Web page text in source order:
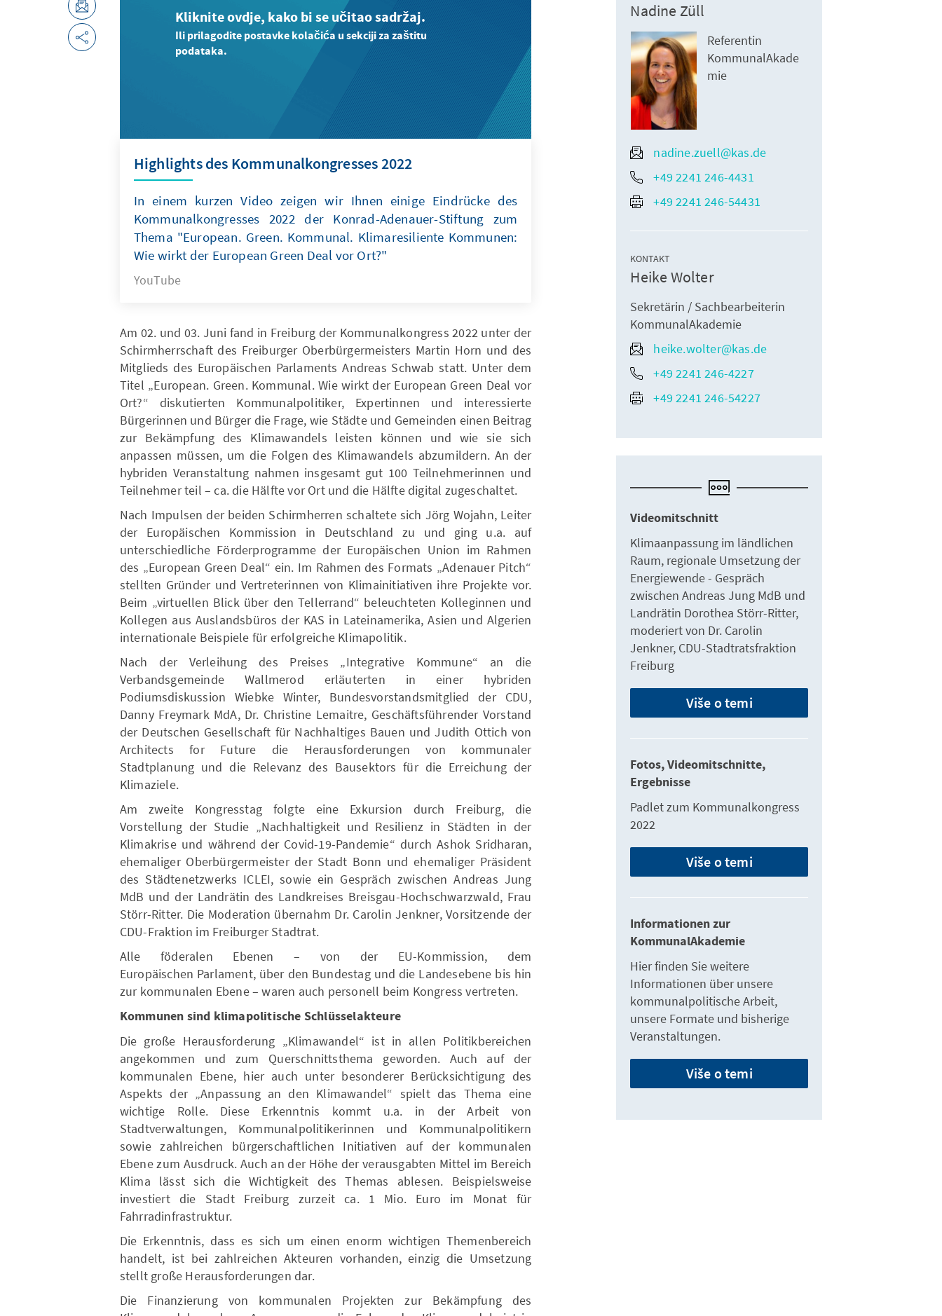
Kliknite ovdje, kako bi se učitao sadržaj.
Ili prilagodite postavke kolačića u sekciji za zaštitu
podataka.
Highlights des Kommunalkongresses 2022
In einem kurzen Video zeigen wir Ihnen einige Eindrücke des
Kommunalkongresses 2022 der Konrad-Adenauer-Stiftung zum
Thema "European. Green. Kommunal. Klimaresiliente Kommunen:
Wie wirkt der European Green Deal vor Ort?"
YouTube
Am 02. und 03. Juni fand in Freiburg der Kommunalkongress 2022 unter der
Schirmherrschaft des Freiburger Oberbürgermeisters Martin Horn und des
Mitglieds des Europäischen Parlaments Andreas Schwab statt. Unter dem
Titel „European. Green. Kommunal. Wie wirkt der European Green Deal vor
Ort?“ diskutierten Kommunalpolitiker, Expertinnen und interessierte
Bürgerinnen und Bürger die Frage, wie Städte und Gemeinden einen Beitrag
zur Bekämpfung des Klimawandels leisten können und wie sie sich
anpassen müssen, um die Folgen des Klimawandels abzumildern. An der
hybriden Veranstaltung nahmen insgesamt gut 100 Teilnehmerinnen und
Teilnehmer teil – ca. die Hälfte vor Ort und die Hälfte digital zugeschaltet.
Nach Impulsen der beiden Schirmherren schaltete sich Jörg Wojahn, Leiter
der Europäischen Kommission in Deutschland zu und ging u.a. auf
unterschiedliche Förderprogramme der Europäischen Union im Rahmen
des „European Green Deal“ ein. Im Rahmen des Formats „Adenauer Pitch“
stellten Gründer und Vertreterinnen von Klimainitiativen ihre Projekte vor.
Beim „virtuellen Blick über den Tellerrand“ beleuchteten Kolleginnen und
Kollegen aus Auslandsbüros der KAS in Lateinamerika, Asien und Algerien
internationale Beispiele für erfolgreiche Klimapolitik.
Nach der Verleihung des Preises „Integrative Kommune“ an die
Verbandsgemeinde Wallmerod erläuterten in einer hybriden
Podiumsdiskussion Wiebke Winter, Bundesvorstandsmitglied der CDU,
Danny Freymark MdA, Dr. Christine Lemaitre, Geschäftsführender Vorstand
der Deutschen Gesellschaft für Nachhaltiges Bauen und Judith Ottich von
Architects for Future die Herausforderungen von kommunaler
Stadtplanung und die Relevanz des Bausektors für die Erreichung der
Klimaziele.
Am zweite Kongresstag folgte eine Exkursion durch Freiburg, die
Vorstellung der Studie „Nachhaltigkeit und Resilienz in Städten in der
Klimakrise und während der Covid-19-Pandemie“ durch Ashok Sridharan,
ehemaliger Oberbürgermeister der Stadt Bonn und ehemaliger Präsident
des Städtenetzwerks ICLEI, sowie ein Gespräch zwischen Andreas Jung
MdB und der Landrätin des Landkreises Breisgau-Hochschwarzwald, Frau
Störr-Ritter. Die Moderation übernahm Dr. Carolin Jenkner, Vorsitzende der
CDU-Fraktion im Freiburger Stadtrat.
Alle föderalen Ebenen – von der EU-Kommission, dem
Europäischen Parlament, über den Bundestag und die Landesebene bis hin
zur kommunalen Ebene – waren auch personell beim Kongress vertreten.
Kommunen sind klimapolitische Schlüsselakteure
Die große Herausforderung „Klimawandel“ ist in allen Politikbereichen
angekommen und zum Querschnittsthema geworden. Auch auf der
kommunalen Ebene, hier auch unter besonderer Berücksichtigung des
Aspekts der „Anpassung an den Klimawandel“ spielt das Thema eine
wichtige Rolle. Diese Erkenntnis kommt u.a. in der Arbeit von
Stadtverwaltungen, Kommunalpolitikerinnen und Kommunalpolitikern
sowie zahlreichen bürgerschaftlichen Initiativen auf der kommunalen
Ebene zum Ausdruck. Auch an der Höhe der verausgabten Mittel im Bereich
Klima lässt sich die Wichtigkeit des Themas ablesen. Beispielsweise
investiert die Stadt Freiburg zurzeit ca. 1 Mio. Euro im Monat für
Fahrradinfrastruktur.
Die Erkenntnis, dass es sich um einen enorm wichtigen Themenbereich
handelt, ist bei zahlreichen Akteuren vorhanden, einzig die Umsetzung
stellt große Herausforderungen dar.
Die Finanzierung von kommunalen Projekten zur Bekämpfung des
Nadine Züll
Referentin
KommunalAkade
mie
nadine.zuell@kas.de
+49 2241 246-4431
+49 2241 246-54431
KONTAKT
Heike Wolter
Sekretärin / Sachbearbeiterin
KommunalAkademie
heike.wolter@kas.de
+49 2241 246-4227
+49 2241 246-54227
Videomitschnitt
Klimaanpassung im ländlichen
Raum, regionale Umsetzung der
Energiewende - Gespräch
zwischen Andreas Jung MdB und
Landrätin Dorothea Störr-Ritter,
moderiert von Dr. Carolin
Jenkner, CDU-Stadtratsfraktion
Freiburg
Više o temi
Fotos, Videomitschnitte,
Ergebnisse
Padlet zum Kommunalkongress
2022
Više o temi
Informationen zur
KommunalAkademie
Hier finden Sie weitere
Informationen über unsere
kommunalpolitische Arbeit,
unsere Formate und bisherige
Veranstaltungen.
Više o temi